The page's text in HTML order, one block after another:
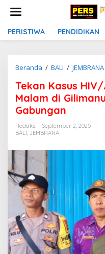
t
PERISTIWA PENDIDIKAN
Beranda / BALI / JEMBRANA
I
,
Tekan Kasus
Malam di
Gabungan
Redaksi
September 2, 2025
BALI, JEMBRANA